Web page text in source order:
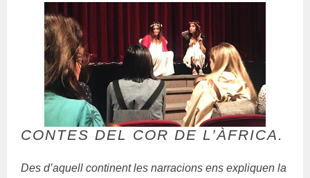
CONTES DEL COR DE L’ÀFRICA.
Des d’aquell continent les narracions ens expliquen la